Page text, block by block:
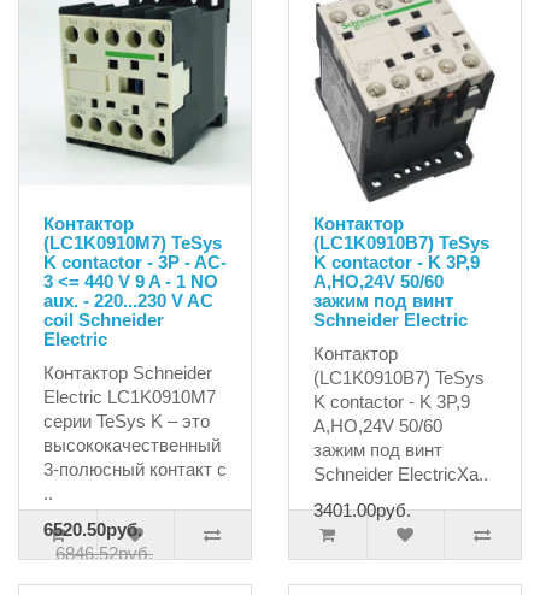
Контактор
(LC1K0910M7) TeSys
K contactor - 3P - AC-
3 <= 440 V 9 A - 1 NO
aux. - 220...230 V AC
coil Schneider
Electric
Контактор Schneider
Electric LC1K0910M7
серии TeSys K – это
высококачественный
3-полюсный контакт с
..
6520.50руб.
6846.52руб.
Контактор
(LC1K0910B7) TeSys
K contactor - K 3P,9
A,НО,24V 50/60
зажим под винт
Schneider Electric
Контактор
(LC1K0910B7) TeSys
K contactor - K 3P,9
A,НО,24V 50/60
зажим под винт
Schneider ElectricХа..
3401.00руб.